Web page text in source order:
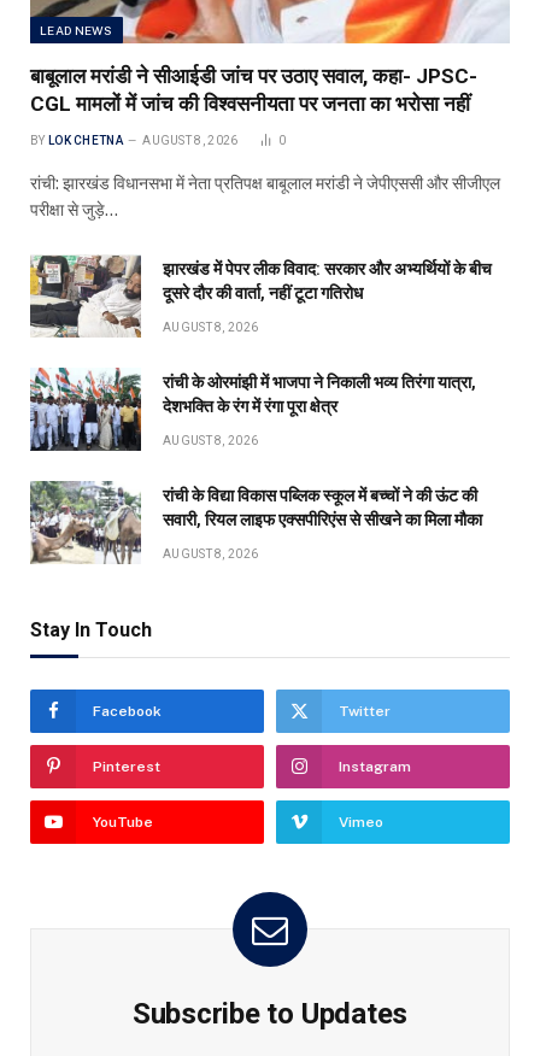
LEAD NEWS
बाबूलाल मरांडी ने सीआईडी जांच पर उठाए सवाल, कहा- JPSC-
CGL मामलों में जांच की विश्वसनीयता पर जनता का भरोसा नहीं
BY LOK CHETNA AUGUST 8, 2026 0
रांची: झारखंड विधानसभा में नेता प्रतिपक्ष बाबूलाल मरांडी ने जेपीएससी और सीजीएल
परीक्षा से जुड़े…
झारखंड में पेपर लीक विवाद: सरकार और अभ्यर्थियों के बीच
दूसरे दौर की वार्ता, नहीं टूटा गतिरोध
AUGUST 8, 2026
रांची के ओरमांझी में भाजपा ने निकाली भव्य तिरंगा यात्रा,
देशभक्ति के रंग में रंगा पूरा क्षेत्र
AUGUST 8, 2026
रांची के विद्या विकास पब्लिक स्कूल में बच्चों ने की ऊंट की
सवारी, रियल लाइफ एक्सपीरिएंस से सीखने का मिला मौका
AUGUST 8, 2026
Stay In Touch
Facebook Twitter
Pinterest Instagram
YouTube Vimeo
Subscribe to Updates